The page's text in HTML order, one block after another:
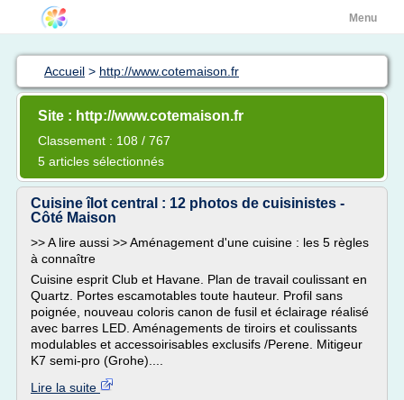
Menu
Accueil > http://www.cotemaison.fr
Site : http://www.cotemaison.fr
Classement : 108 / 767
5 articles sélectionnés
Cuisine îlot central : 12 photos de cuisinistes -
Côté Maison
>> A lire aussi >> Aménagement d'une cuisine : les 5 règles
à connaître
Cuisine esprit Club et Havane. Plan de travail coulissant en
Quartz. Portes escamotables toute hauteur. Profil sans
poignée, nouveau coloris canon de fusil et éclairage réalisé
avec barres LED. Aménagements de tiroirs et coulissants
modulables et accessoirisables exclusifs /Perene. Mitigeur
K7 semi-pro (Grohe)....
Lire la suite